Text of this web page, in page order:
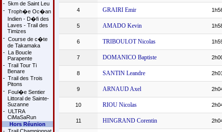
- 5km de Saint Leu
- Troph�e Oc�an
Indien - D�fi des
Laves - Trail des
Timizes
- Course de c�te
de Takamaka
- La Boucle
Parapente
- Trail Tour Ti
Benare
- Trail des Trois
Pitons
- Foul�e Sentier
Littoral de Sainte-
Suzanne
- ULTRA
CiMaSaRun
Hors Réunion
4 GRAIRI Emir
5 AMADO Kevin
6 TRIBOULOT Nicolas
7 DOMANICO Baptiste
8 SANTIN Leandre
9 ARNAUD Axel
10 RIOU Nicolas
11 HINGRAND Corentin